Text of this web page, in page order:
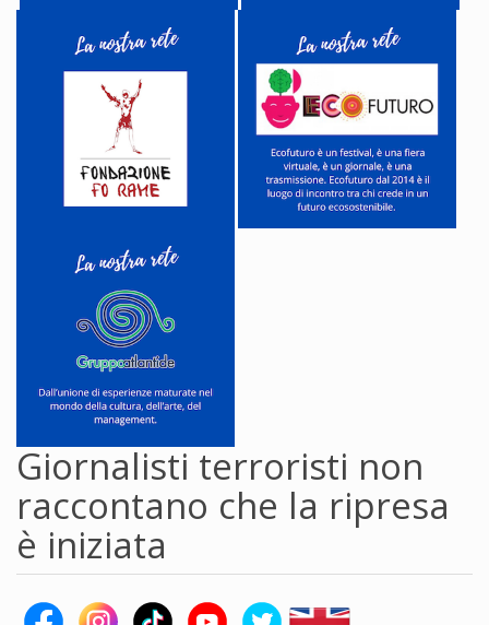
Giornalisti terroristi non
raccontano che la ripresa
è iniziata